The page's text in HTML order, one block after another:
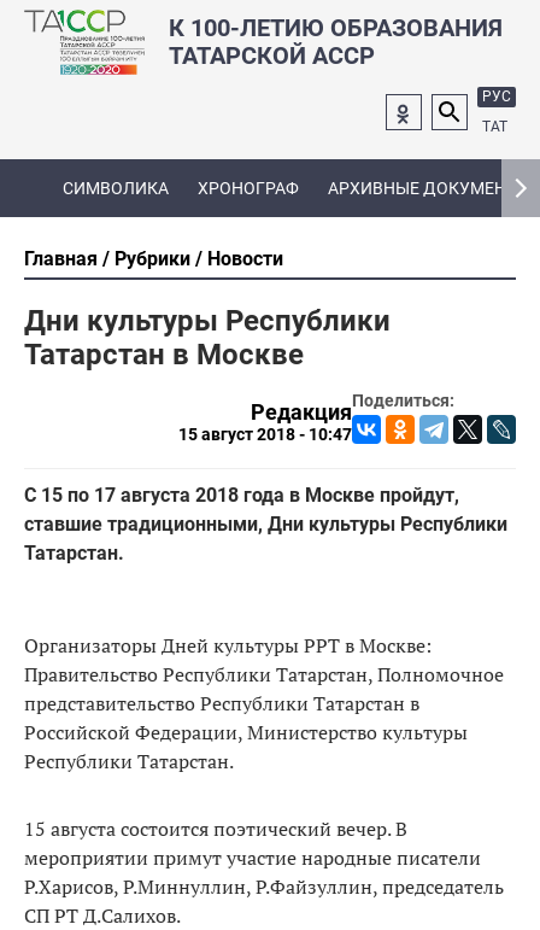
К 100-ЛЕТИЮ ОБРАЗОВАНИЯ
ТАТАРСКОЙ АССР
РУС
ТАТ
СИМВОЛИКА ХРОНОГРАФ АРХИВНЫЕ ДОКУМЕНТЫ
Главная Рубрики Новости
Дни культуры Республики
Татарстан в Москве
Поделиться:
Редакция
15 август 2018 - 10:47
С 15 по 17 августа 2018 года в Москве пройдут,
ставшие традиционными, Дни культуры Республики
Татарстан.
Организаторы Дней культуры РРТ в Москве:
Правительство Республики Татарстан, Полномочное
представительство Республики Татарстан в
Российской Федерации, Министерство культуры
Республики Татарстан.
15 августа состоится поэтический вечер. В
мероприятии примут участие народные писатели
Р.Харисов, Р.Миннуллин, Р.Файзуллин, председатель
СП РТ Д.Салихов.